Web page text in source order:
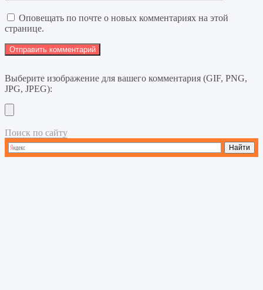
Оповещать по почте о новых комментариях на этой
странице.
Выберите изображение для вашего комментария (GIF, PNG,
JPG, JPEG):
Поиск по сайту